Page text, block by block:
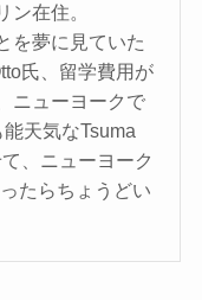
ン在住。
を夢に見ていた
氏、留学費用が
ニューヨークで
天気なTsuma
、ニューヨーク
たらちょうどい